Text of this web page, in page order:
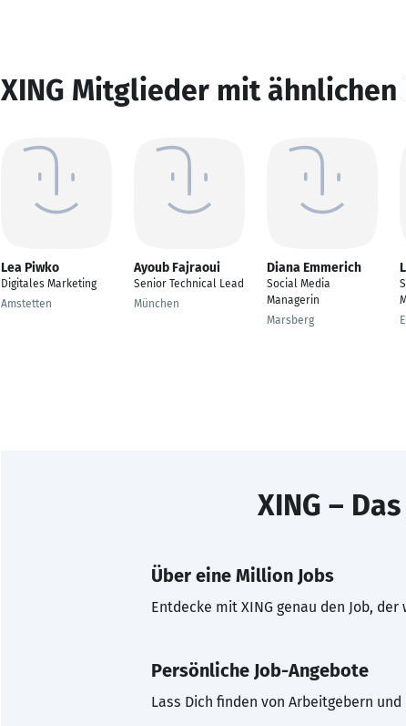
XING Mitglieder mit
Lea Piwko
Digitales Marketing
Amstetten
Ayoub Fajraoui
Senior Technical Lead
München
Diana Emmerich
Social Media
Managerin
Marsberg
XING –
Über eine Million Jobs
Entdecke mit XING genau den Job,
Persönliche Job-Angebote
Lass Dich finden von Arbeitgebern